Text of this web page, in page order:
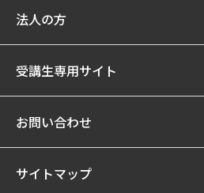
法人の方
受講生専用サイト
お問い合わせ
サイトマップ